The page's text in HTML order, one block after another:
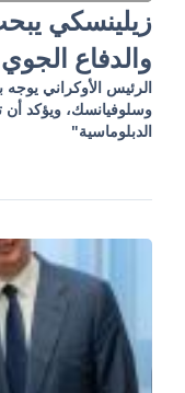
زيلينسكي
والدفاع
الرئيس الأوكراني يوجه
وسلوفيانسك، ويؤكد أن
الدبلوماسية"